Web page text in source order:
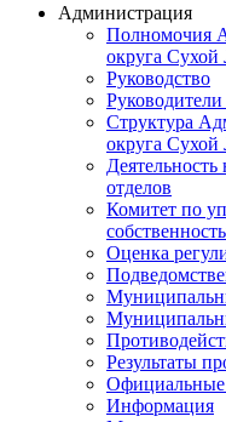
Администрация
Полномочия
округа Сухой
Руководство
Структура
округа Сухой
отделов
Комитет по
Оценка
Результаты
Официальные
Информация